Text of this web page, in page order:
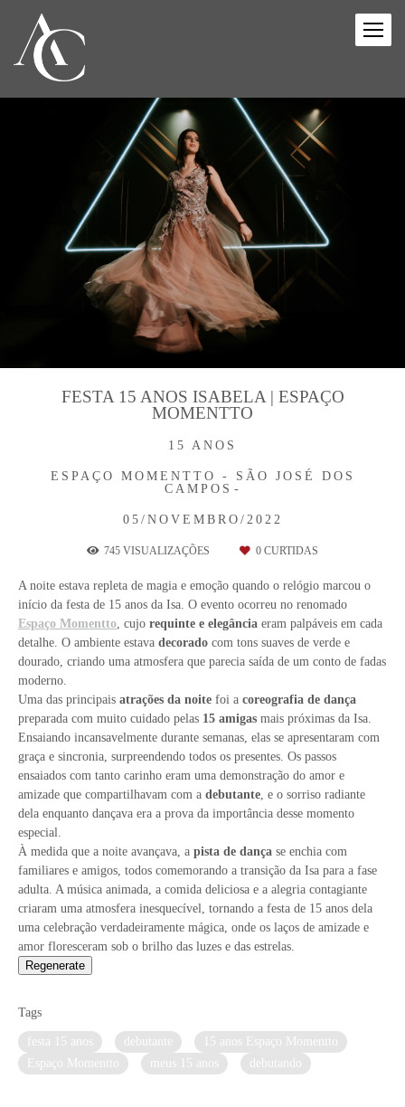
15 ANOS
ESPAÇO MOMENTTO - SÃO JOSÉ DOS
CAMPOS
05/NOVEMBRO/2022
FESTA 15 ANOS ISABELA | ESPAÇO
MOMENTTO
745 VISUALIZAÇÕES 0 CURTIDAS
A noite estava repleta de magia e emoção quando o relógio marcou o
início da festa de 15 anos da Isa. O evento ocorreu no renomado
Espaço Momentto , cujo requinte e elegância eram palpáveis em cada
detalhe. O ambiente estava decorado com tons suaves de verde e
dourado, criando uma atmosfera que parecia saída de um conto de fadas
moderno.
Uma das principais atrações da noite foi a coreografia de dança
preparada com muito cuidado pelas 15 amigas mais próximas da Isa.
Ensaiando incansavelmente durante semanas, elas se apresentaram com
graça e sincronia, surpreendendo todos os presentes. Os passos
ensaiados com tanto carinho eram uma demonstração do amor e
amizade que compartilhavam com a debutante , e o sorriso radiante
dela enquanto dançava era a prova da importância desse momento
especial.
À medida que a noite avançava, a pista de dança se enchia com
familiares e amigos, todos comemorando a transição da Isa para a fase
adulta. A música animada, a comida deliciosa e a alegria contagiante
criaram uma atmosfera inesquecível, tornando a festa de 15 anos dela
uma celebração verdadeiramente mágica, onde os laços de amizade e
amor floresceram sob o brilho das luzes e das estrelas.
Regenerate
Tags
festa 15 anos debutante
15 anos Espaço Momentto
Espaço Momentto
meus 15 anos debutando